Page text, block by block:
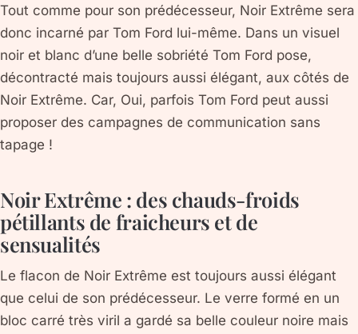
Tout comme pour son prédécesseur, Noir Extrême sera
donc incarné par Tom Ford lui-même. Dans un visuel
noir et blanc d’une belle sobriété Tom Ford pose,
décontracté mais toujours aussi élégant, aux côtés de
Noir Extrême. Car, Oui, parfois Tom Ford peut aussi
proposer des campagnes de communication sans
tapage !
Noir Extrême : des chauds-froids
pétillants de fraicheurs et de
sensualités
Le flacon de Noir Extrême est toujours aussi élégant
que celui de son prédécesseur. Le verre formé en un
bloc carré très viril a gardé sa belle couleur noire mais